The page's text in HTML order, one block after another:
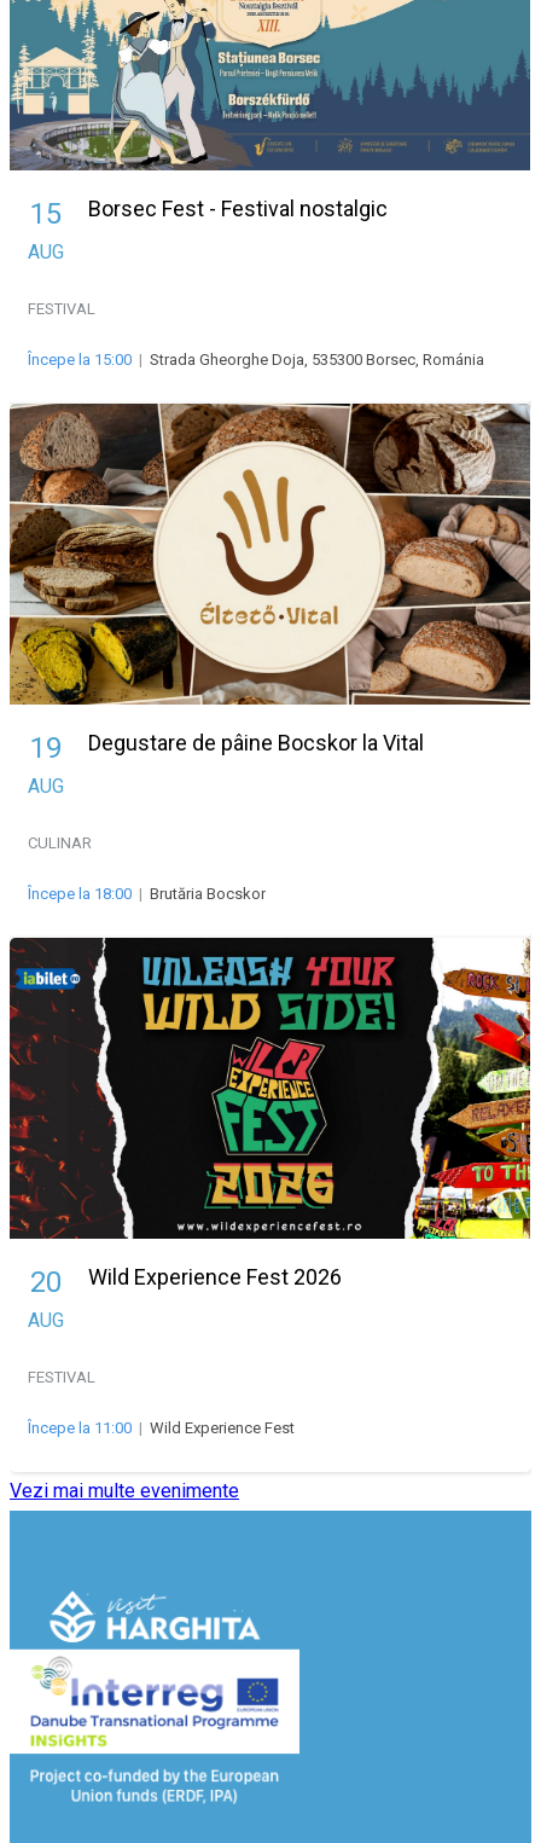
15
AUG
Borsec Fest - Festival nostalgic
FESTIVAL
Începe la 15:00 | Strada Gheorghe Doja, 535300 Borsec, Románia
19
AUG
Degustare de pâine Bocskor la Vital
CULINAR
Începe la 18:00 | Brutăria Bocskor
20
AUG
Wild Experience Fest 2026
FESTIVAL
Începe la 11:00 | Wild Experience Fest
Vezi mai multe evenimente